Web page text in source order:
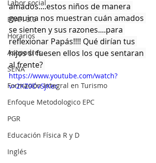
Labor social
PTAFI 3.0
Horarios
Asopadres
SENA
Formación Integral en Turismo
Enfoque Metodologico EPC
PGR
Educación Física R y D
Inglés
amados....estos niños de manera
genuina nos muestran cuán amados
se sienten y sus razones....para
reflexionar Papás!!!! Qué dirían tus
hijos si fuesen ellos los que sentaran
al frente?
https://www.youtube.com/watch?
v=2KZ9DvSjKec